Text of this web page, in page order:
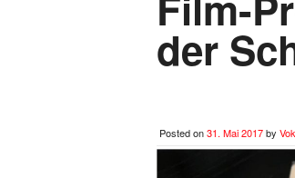
der
Posted on31. Mai 2017by